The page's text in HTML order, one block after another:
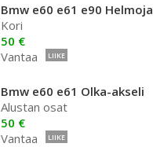
Bmw e60 e61 e90 Helmoja
Kori
50 €
Vantaa
LIIKE
Bmw e60 e61 Olka-akseli
Alustan osat
50 €
Vantaa
LIIKE